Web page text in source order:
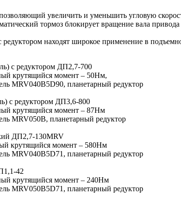
увеличить и уменьшить угловую
тормоз блокирует вращение вала
находят широкое применение в
с редуктором ДП2,7-700
крутящийся момент – 50Нм,
MRV040B5D90, планетарный редуктор
с редуктором ДП3,6-800
крутящийся момент – 87Нм
MRV050B, планетарный редуктор
ДП2,7-130MRV
крутящийся момент – 580Нм
MRV040B5D71, планетарный редуктор
42
крутящийся момент – 240Нм
MRV050B5D71, планетарный редуктор